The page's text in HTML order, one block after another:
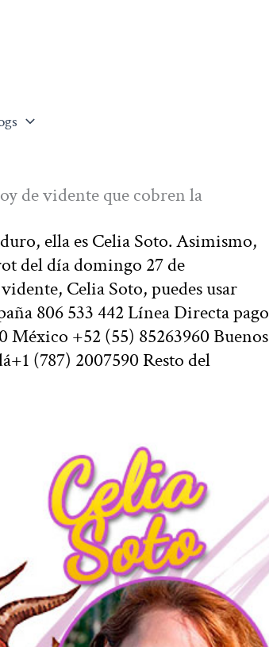
de vidente que cobren la
ella es Celia Soto. Asimismo,
del día domingo 27 de
Celia Soto, puedes usar
806 533 442 Línea Directa pago
México +52 (55) 85263960 Buenos
(787) 2007590 Resto del